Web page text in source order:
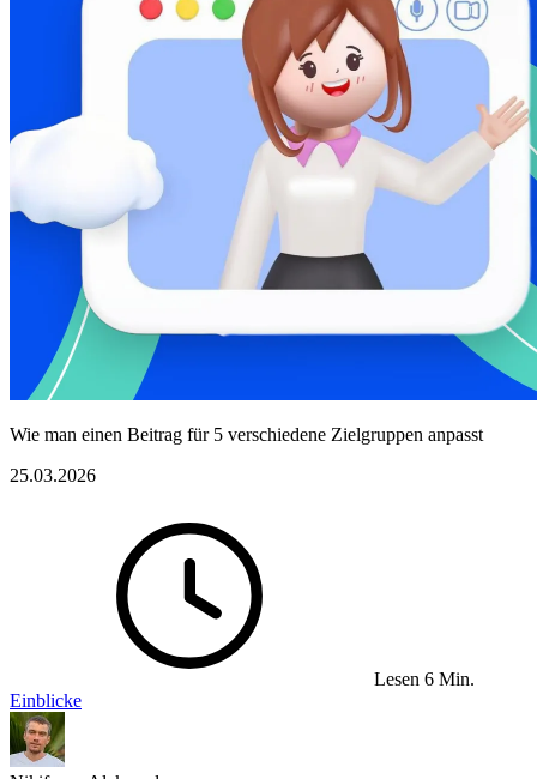
Wie man einen Beitrag für 5 verschiedene Zielgruppen anpasst
25.03.2026
Lesen 6 Min.
Einblicke